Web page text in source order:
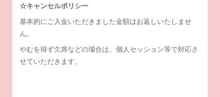
☆キャンセルポリシー
基本的にご入金いただきました金額はお返しいたしませ
ん。
やむを得ず欠席などの場合は、個人セッション等で対応さ
せていただきます。